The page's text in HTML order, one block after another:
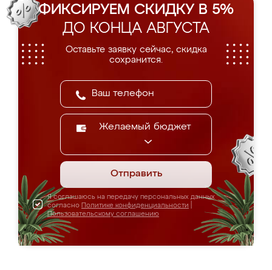
ФИКСИРУЕМ СКИДКУ В 5%
ДО КОНЦА АВГУСТА
Оставьте заявку сейчас, скидка
сохранится.
Желаемый бюджет
Отправить
Я соглашаюсь на передачу персональных данных
согласно Политике конфиденциальности
Пользовательскому соглашению